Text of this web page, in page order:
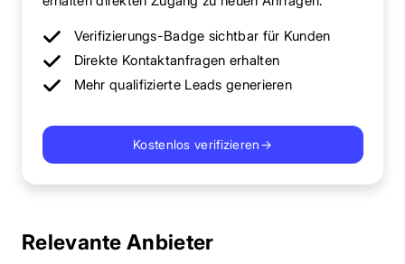
Verifizierungs-Badge sichtbar für Kunden
Direkte Kontaktanfragen erhalten
Mehr qualifizierte Leads generieren
Kostenlos verifizieren→
Relevante Anbieter